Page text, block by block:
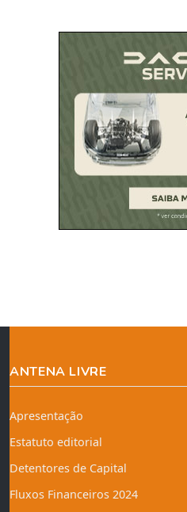
ANTENA LIVRE
Apresentação
Estatuto editorial
Detentores de Capital
Fluxos Financeiros 2024